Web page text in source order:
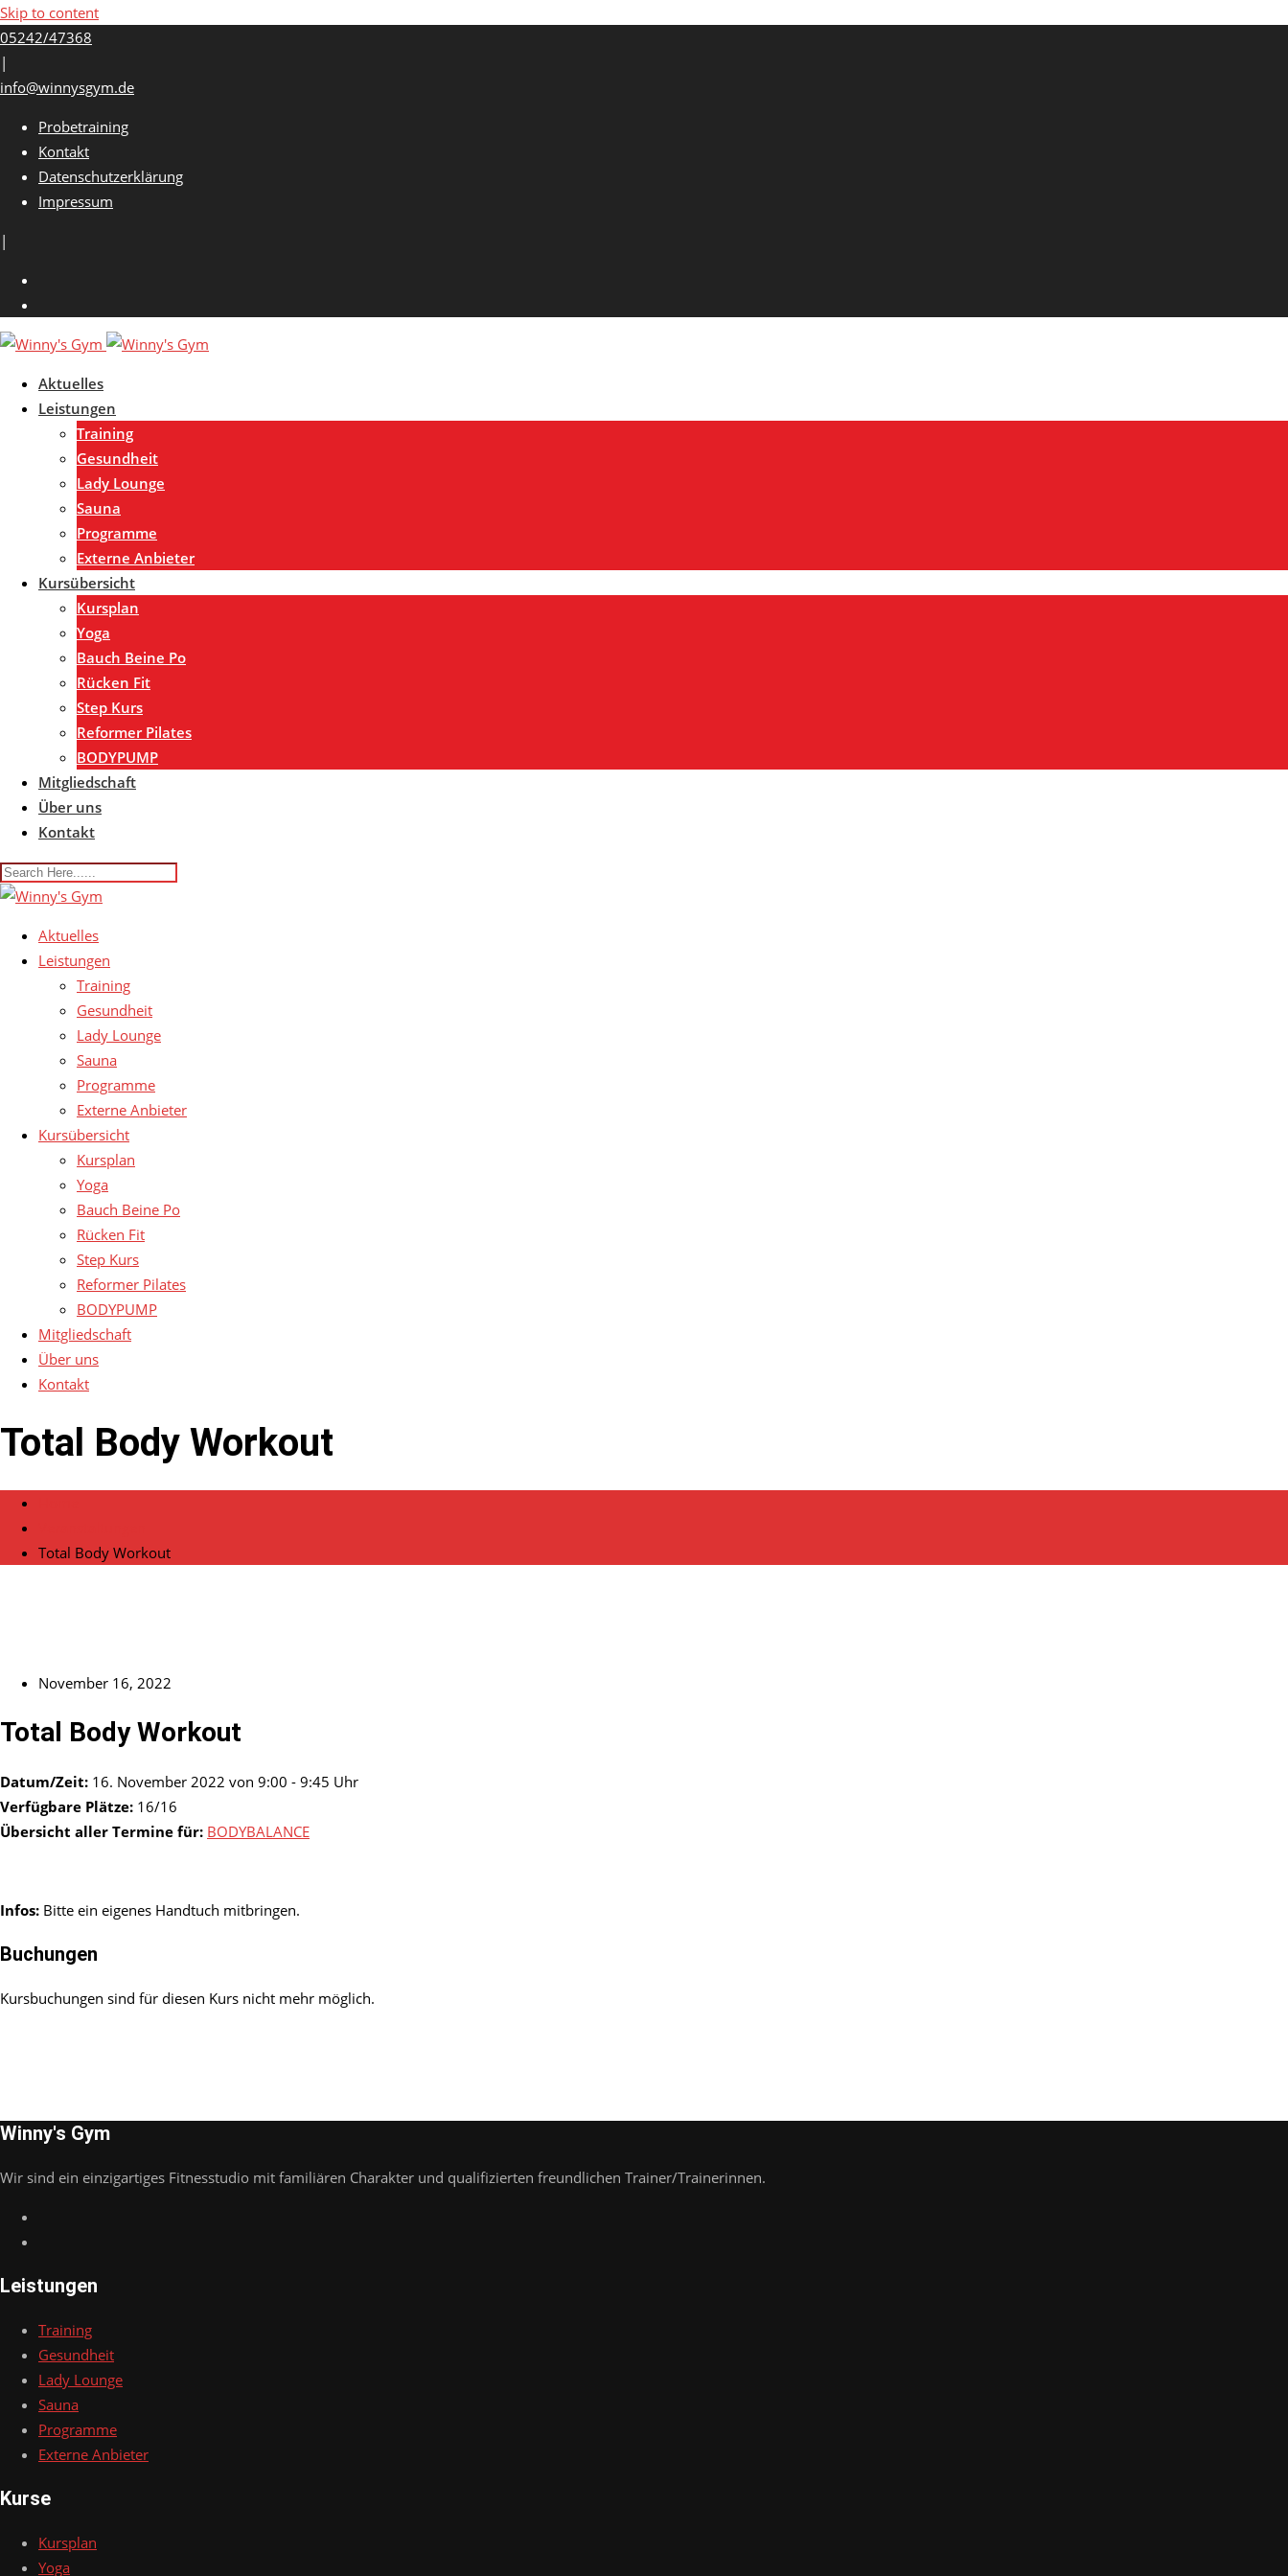
Skip to content
05242/47368
|
info@winnysgym.de
Probetraining
Kontakt
Datenschutzerklärung
Impressum
|
Aktuelles
Leistungen
Training
Gesundheit
Lady Lounge
Sauna
Programme
Externe Anbieter
Kursübersicht
Kursplan
Yoga
Bauch Beine Po
Rücken Fit
Step Kurs
Reformer Pilates
BODYPUMP
Mitgliedschaft
Über uns
Kontakt
Aktuelles
Leistungen
Training
Gesundheit
Lady Lounge
Sauna
Programme
Externe Anbieter
Kursübersicht
Kursplan
Yoga
Bauch Beine Po
Rücken Fit
Step Kurs
Reformer Pilates
BODYPUMP
Mitgliedschaft
Über uns
Kontakt
Total Body Workout
Total Body Workout
November 16, 2022
Total Body Workout
Datum/Zeit: 16. November 2022 von 9:00 - 9:45 Uhr
Verfügbare Plätze: 16/16
Übersicht aller Termine für: BODYBALANCE
Infos: Bitte ein eigenes Handtuch mitbringen.
Buchungen
Kursbuchungen sind für diesen Kurs nicht mehr möglich.
Winny's Gym
Wir sind ein einzigartiges Fitnesstudio mit familiären Charakter und qualifizierten freundlichen Trainer/Trainerinnen.
Leistungen
Training
Gesundheit
Lady Lounge
Sauna
Programme
Externe Anbieter
Kurse
Kursplan
Yoga